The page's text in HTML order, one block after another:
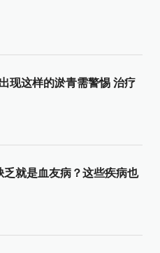
现这样的淤青需警惕 治疗
乏就是血友病？这些疾病也